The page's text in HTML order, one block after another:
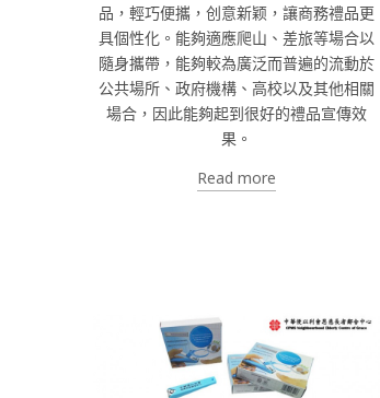
品，輕巧便攜，创意新颖，讓商務禮品更
具個性化。能夠適應爬山、差旅等場合以
隨身攜帶，能夠較為廣泛而普遍的流動於
公共場所、政府機構、高校以及其他相關
場合，因此能夠起到很好的禮品宣傳效
果。
Read more